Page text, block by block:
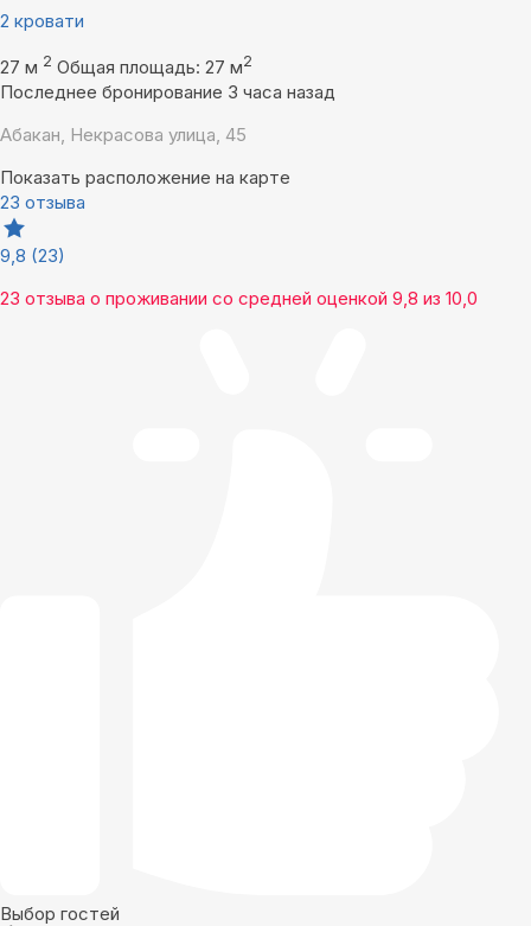
2 кровати
27 м 2 Общая площадь: 27 м2
Последнее бронирование 3 часа назад
Абакан, Некрасова улица, 45
Показать расположение на карте
23 отзыва
9,8 (23)
23 отзыва о проживании со средней оценкой 9,8 из 10,0
Выбор гостей